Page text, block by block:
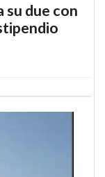
su due con